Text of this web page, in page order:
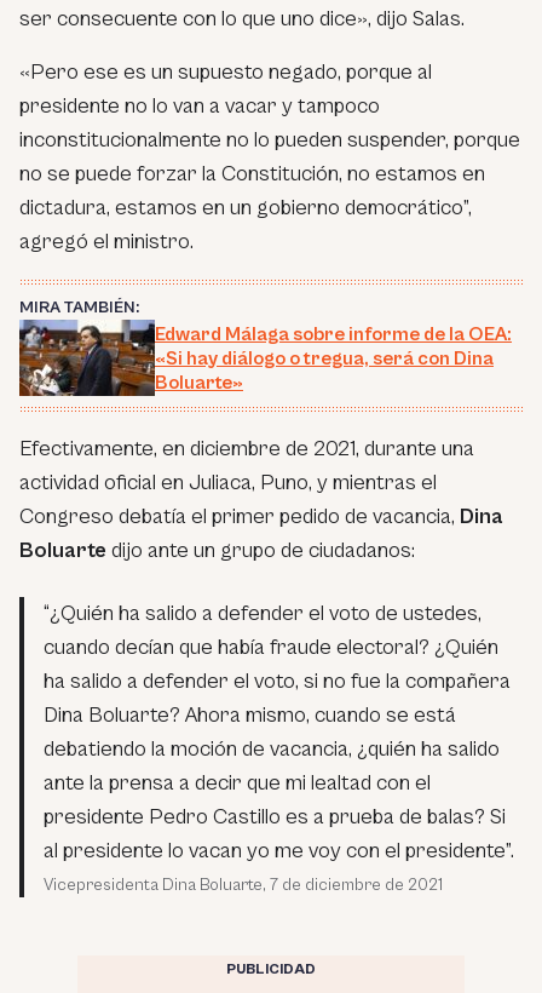
ser consecuente con lo que uno dice», dijo Salas.
«Pero ese es un supuesto negado, porque al
presidente no lo van a vacar y tampoco
inconstitucionalmente no lo pueden suspender, porque
no se puede forzar la Constitución, no estamos en
dictadura, estamos en un gobierno democrático”,
agregó el ministro.
MIRA TAMBIÉN:
Edward Málaga sobre informe de la OEA:
«Si hay diálogo o tregua, será con Dina
Boluarte»
Efectivamente, en diciembre de 2021, durante una
actividad oficial en Juliaca, Puno, y mientras el
Congreso debatía el primer pedido de vacancia, Dina
Boluarte dijo ante un grupo de ciudadanos:
“¿Quién ha salido a defender el voto de ustedes,
cuando decían que había fraude electoral? ¿Quién
ha salido a defender el voto, si no fue la compañera
Dina Boluarte? Ahora mismo, cuando se está
debatiendo la moción de vacancia, ¿quién ha salido
ante la prensa a decir que mi lealtad con el
presidente Pedro Castillo es a prueba de balas? Si
al presidente lo vacan yo me voy con el presidente”.
Vicepresidenta Dina Boluarte, 7 de diciembre de 2021
PUBLICIDAD